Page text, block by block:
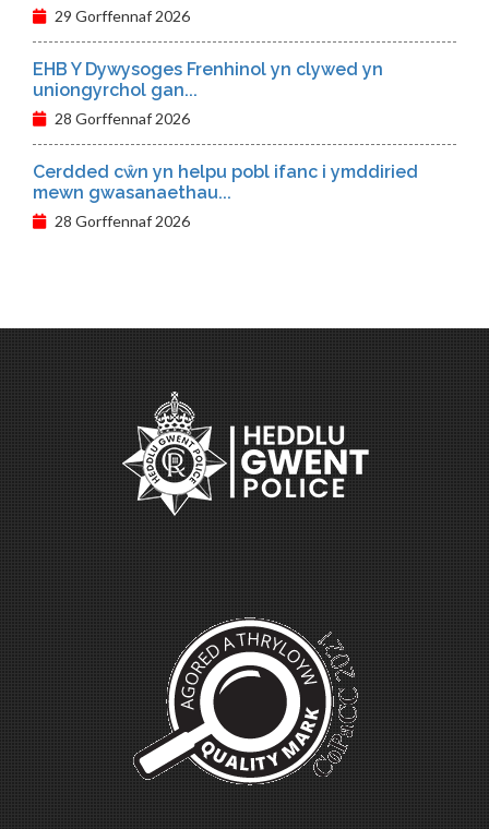
29 Gorffennaf 2026
EHB Y Dywysoges Frenhinol yn clywed yn
uniongyrchol gan...
28 Gorffennaf 2026
Cerdded cŵn yn helpu pobl ifanc i ymddiried
mewn gwasanaethau...
28 Gorffennaf 2026